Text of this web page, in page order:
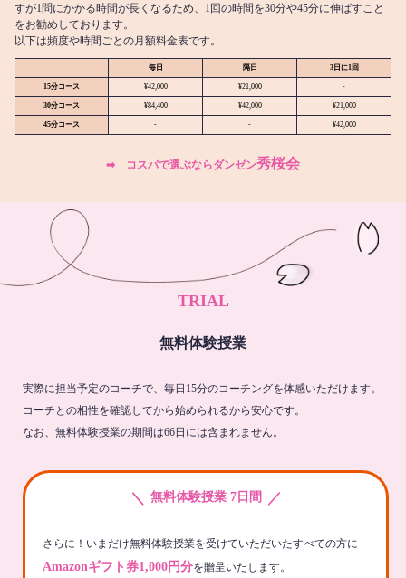
すが1問にかかる時間が長くなるため、1回の時間を30分や45分に伸ばすこと
をお勧めしております。
以下は頻度や時間ごとの月額料金表です。
毎日 隔日 3日に1回
15分コース ¥42,000 ¥21,000 -
30分コース ¥84,400 ¥42,000 ¥21,000
45分コース - - ¥42,000
➡︎ コスパで選ぶならダンゼン秀桜会
TRIAL
無料体験授業
実際に担当予定のコーチで、毎日15分のコーチングを体感いただけます。
コーチとの相性を確認してから始められるから安心です。
なお、無料体験授業の期間は66日には含まれません。
＼ 無料体験授業 7日間 ／
さらに！いまだけ無料体験授業を受けていただいたすべての方に
Amazonギフト券1,000円分を贈呈いたします。